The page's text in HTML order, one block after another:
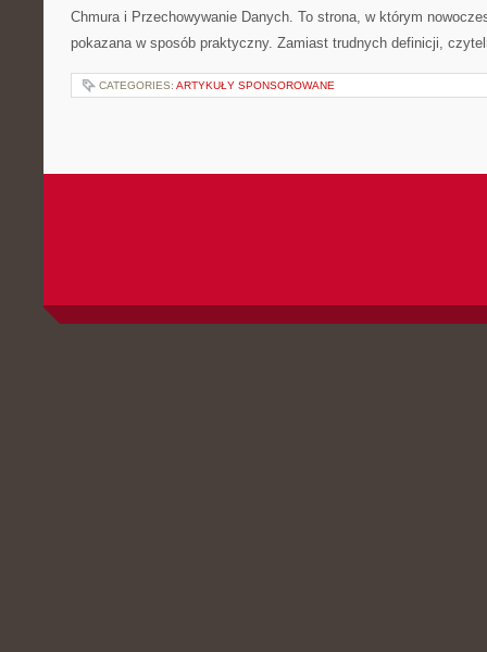
Chmura i Przechowywanie Danych. To strona, w którym
pokazana w sposób praktyczny. Zamiast trudnych definicji,
CATEGORIES: ARTYKUŁY SPONSOROWANE